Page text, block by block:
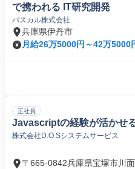
で携われる IT研究開発
パスカル株式会社
兵庫県伊丹市
月給26万5000円～42万5000
正社員
Javascriptの経験が活かせ
株式会社D.O.Sシステムサービス
〒665-0842兵庫県宝塚市川面